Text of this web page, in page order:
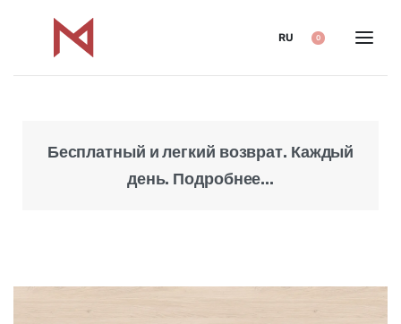
RU 0
Бесплатный и легкий возврат. Каждый
день. Подробнее...